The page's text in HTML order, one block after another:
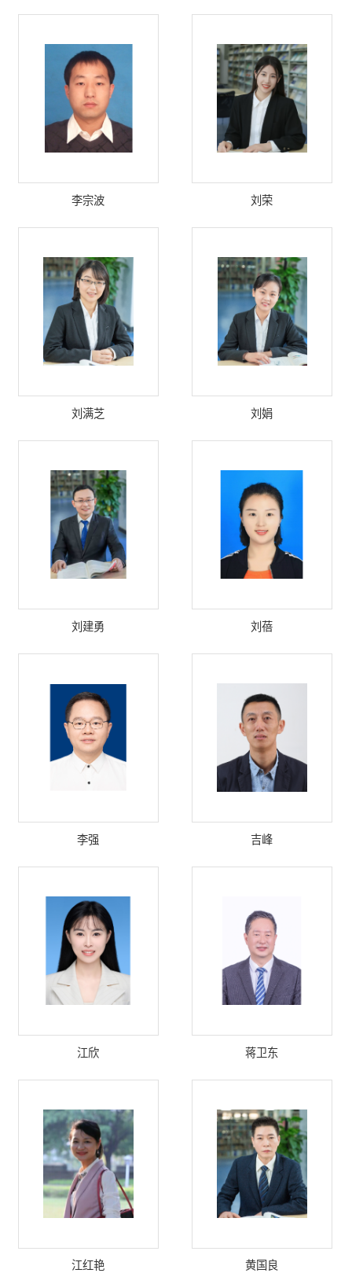
李宗波 刘荣
刘满芝 刘娟
刘建勇 刘蓓
李强 吉峰
江欣 蒋卫东
江红艳 黄国良